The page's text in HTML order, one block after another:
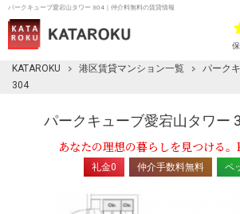
パークキューブ愛宕山タワー 304｜仲介料無料の賃貸情報
KATAROKU 港区賃貸マンション一覧
パーク
304
パークキューブ愛宕山タワー
あなたの理想の暮らしを見つける
礼金0 仲介手数料無料 ペ